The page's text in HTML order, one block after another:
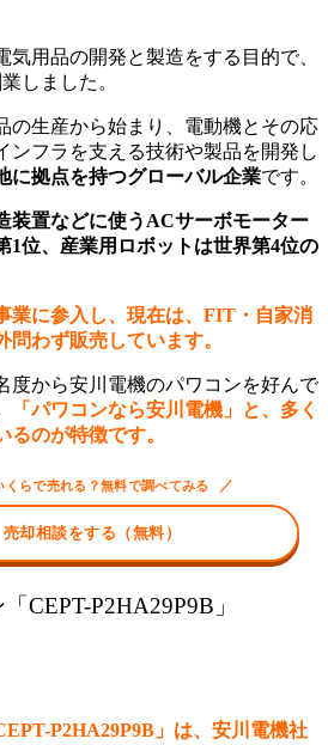
用品の開発と製造をする目的で、
しました。
の生産から始まり、電動機とその応
ンフラを支える技術や製品を開発し
に拠点を持つグローバル企業です。
装置などに使うACサーボモーター
1位、産業用ロボットは世界第4位の
業に参入し、現在は、FIT・自家消
わず販売しています。
度から安川電機のパワコンを好んで
「パワコンなら安川電機」と、多く
のが特徴です。
くらで売れる？無料で調べてみる ／
売却相談をする（無料）
CEPT-P2HA29P9B」
P2HA29P9B」は、安川電機社